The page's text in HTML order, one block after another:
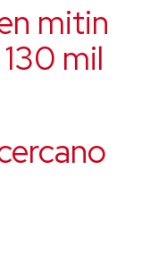
mitin
mil